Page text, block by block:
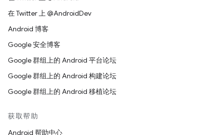
在 Twitter 上 @AndroidDev
Android 博客
Google 安全博客
Google 群组上的 Android 平台论坛
Google 群组上的 Android 构建论坛
Google 群组上的 Android 移植论坛
获取帮助
Android 帮助中心